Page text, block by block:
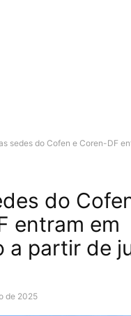
sedes do Cofen e Coren-DF
do
entram em
a partir de
de 2025